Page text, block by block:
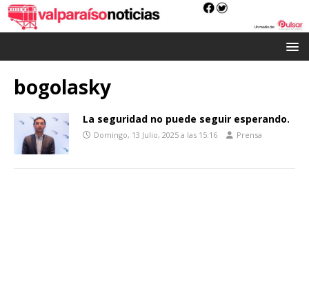
bogolasky
La seguridad no puede seguir esperando.
Domingo, 13 Julio, 2025 a las 15:16 Prensa